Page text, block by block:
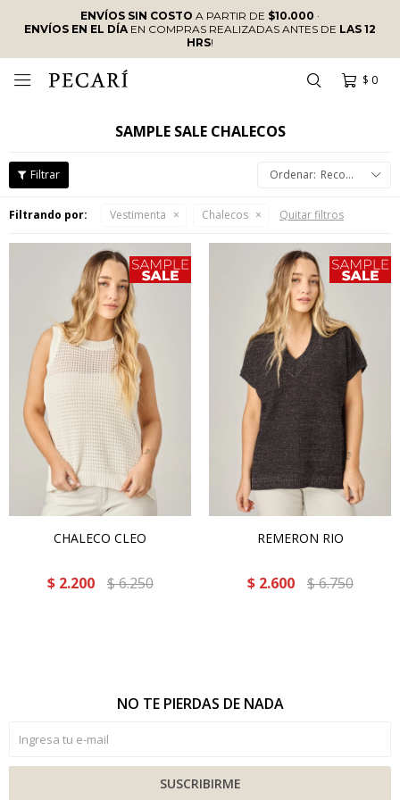
ENVÍOS SIN COSTO A PARTIR DE $10.000 ·
ENVÍOS EN EL DÍAEN COMPRAS REALIZADAS ANTES DE LAS 12
HRS!
$ 0

SAMPLE SALE CHALECOS
Recomendados
Filtrando por: Vestimenta Chalecos Quitar filtros
CHALECO CLEO
$ 2.200 $6.250
REMERON RIO
$ 2.600 $6.750
NO TE PIERDAS DE NADA
SUSCRIBIRME